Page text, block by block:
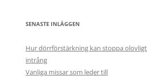
SENASTE INLÄGGEN
Hur dörrförstärkning kan stoppa olovligt
intrång
Vanliga missar som leder till